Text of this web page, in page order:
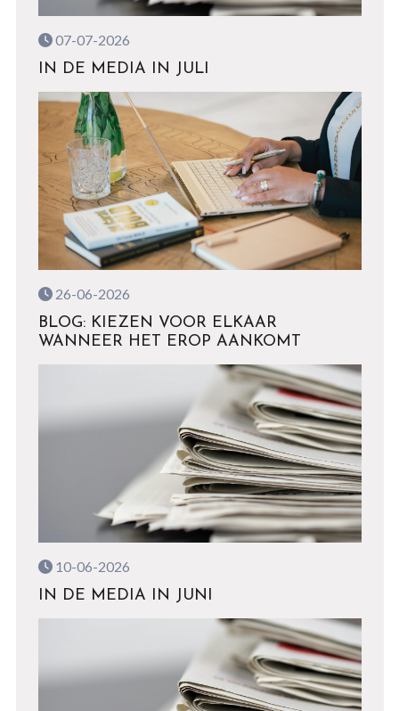
07-07-2026
IN DE MEDIA IN JULI
26-06-2026
BLOG: KIEZEN VOOR ELKAAR
WANNEER HET EROP AANKOMT
10-06-2026
IN DE MEDIA IN JUNI